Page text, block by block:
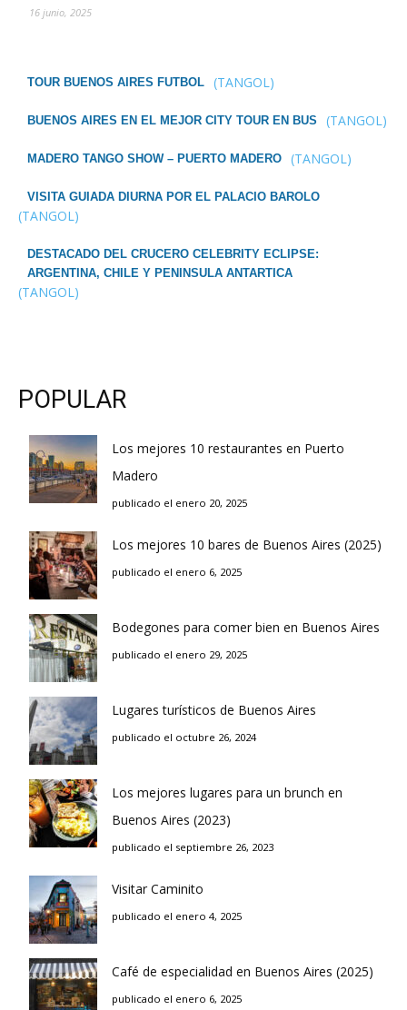
16 junio, 2025
TOUR BUENOS AIRES FUTBOL (TANGOL)
BUENOS AIRES EN EL MEJOR CITY TOUR EN BUS (TANGOL)
MADERO TANGO SHOW – PUERTO MADERO (TANGOL)
VISITA GUIADA DIURNA POR EL PALACIO BAROLO
(TANGOL)
DESTACADO DEL CRUCERO CELEBRITY ECLIPSE:
ARGENTINA, CHILE Y PENINSULA ANTARTICA
(TANGOL)
POPULAR
Los mejores 10 restaurantes en Puerto
Madero
publicado el enero 20, 2025
Los mejores 10 bares de Buenos Aires (2025)
publicado el enero 6, 2025
Bodegones para comer bien en Buenos Aires
publicado el enero 29, 2025
Lugares turísticos de Buenos Aires
publicado el octubre 26, 2024
Los mejores lugares para un brunch en
Buenos Aires (2023)
publicado el septiembre 26, 2023
Visitar Caminito
publicado el enero 4, 2025
Café de especialidad en Buenos Aires (2025)
publicado el enero 6, 2025